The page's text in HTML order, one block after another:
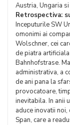
Austria, Ungaria si
Retrospectiva:
Inceputurile SW
omonimi ai
Wolschner, cei
de piatra
Bahnhofstrase.
administrativa, a
de ani pana la
provocatoare,
inevitabila. In anii
aduce inovatii
Span, care a